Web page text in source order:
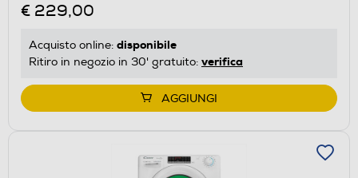
€ 229,00
Acquisto online: disponibile
Ritiro in negozio in 30' gratuito: verifica
AGGIUNGI